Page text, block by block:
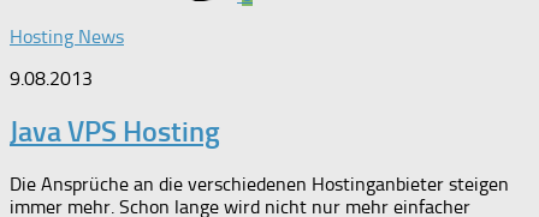
Hosting News
9.08.2013
Java VPS Hosting
Die Ansprüche an die verschiedenen Hostinganbieter steigen
immer mehr. Schon lange wird nicht nur mehr einfacher